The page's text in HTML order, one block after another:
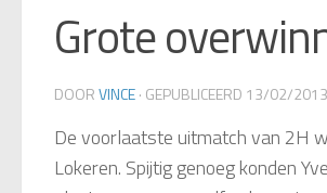
Grote
DOORVINCE· GEPUBLICEERD 13/02/2013
De voorlaatste uitmatch van 2H
Lokeren. Spijtig genoeg konden